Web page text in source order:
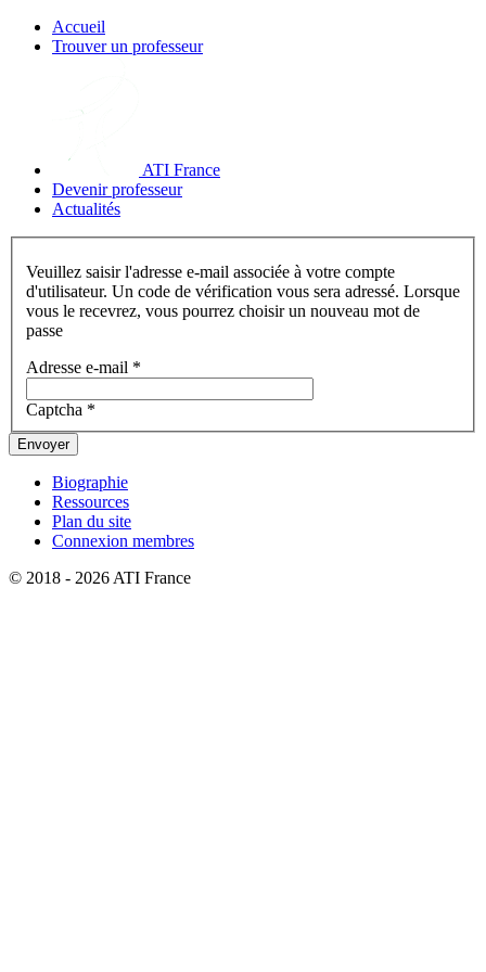
Accueil
Trouver un professeur
ATI France
Devenir professeur
Actualités
Veuillez saisir l'adresse e-mail associée à votre compte
d'utilisateur. Un code de vérification vous sera adressé. Lorsque
vous le recevrez, vous pourrez choisir un nouveau mot de
passe
Adresse e-mail *
Captcha *
Envoyer
Biographie
Ressources
Plan du site
Connexion membres
© 2018 - 2026 ATI France